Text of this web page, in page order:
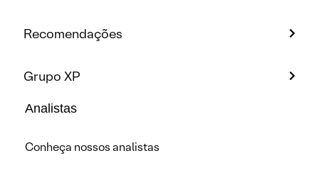
Recomendações
Grupo XP
Analistas
Conheça nossos analistas